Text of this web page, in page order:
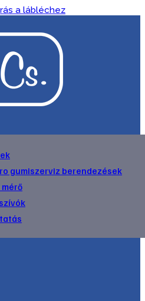
a lábléchez
gumiszerviz berendezések
mérő